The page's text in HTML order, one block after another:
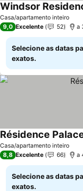
Casa/apartamento inteiro
Windsor
9,0 Excelente 52 a
Selecione as datas
exatos.
Casa/apartamento inteiro
Résidence
8,8 Excelente 66 a
Selecione as datas
exatos.